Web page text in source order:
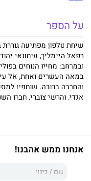
על הספר
שיחת טלפון מפתיעה
רפאל היימליך, עיתונאי
ובמרחב: מחייו הנוחים
במאה העשרים ואחת, אל
והחרבה ברובה. שותפיו
אגדי, והרשי צוברי, חברו
שגדל להיות פוליטיקאי
סוף-סוף לארץ המובטחת
מובלים ביד נועזת,
ואחר חיבוטי הזהות
חלופית של העם היהודי,
אנחנו ממש אהבנו!